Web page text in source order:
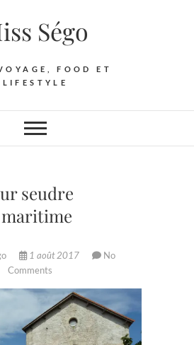
Ségo
FOOD ET
LIFESTYLE
seudre
1 août 2017
No
Comments